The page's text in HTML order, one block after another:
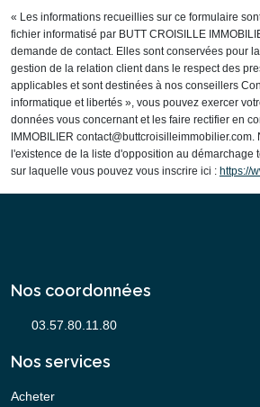
« Les informations recueillies sur ce formulaire
fichier informatisé par BUTT CROISILLE
demande de contact. Elles sont conservées pour
gestion de la relation client dans le respect des
applicables et sont destinées à nos conseillers
informatique et libertés », vous pouvez exercer
données vous concernant et les faire rectifier en
IMMOBILIER
l'existence de la liste d'opposition au démarchage
sur laquelle vous pouvez vous inscrire ici : https://
Nos coordonnées
Nos services
Acheter